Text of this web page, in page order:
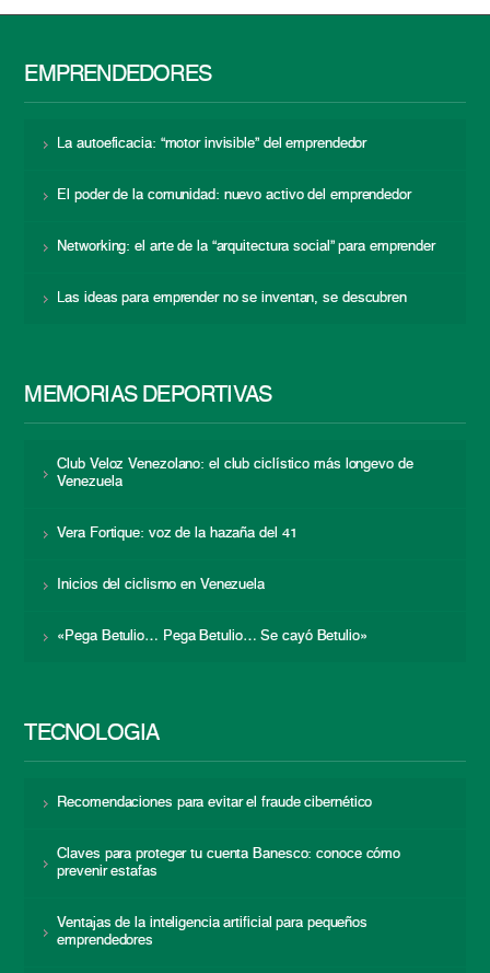
EMPRENDEDORES
La autoeficacia: “motor invisible” del emprendedor
El poder de la comunidad: nuevo activo del emprendedor
Networking: el arte de la “arquitectura social” para emprender
Las ideas para emprender no se inventan, se descubren
MEMORIAS DEPORTIVAS
Club Veloz Venezolano: el club ciclístico más longevo de
Venezuela
Vera Fortique: voz de la hazaña del 41
Inicios del ciclismo en Venezuela
«Pega Betulio… Pega Betulio… Se cayó Betulio»
TECNOLOGÍA
Recomendaciones para evitar el fraude cibernético
Claves para proteger tu cuenta Banesco: conoce cómo
prevenir estafas
Ventajas de la inteligencia artificial para pequeños
emprendedores